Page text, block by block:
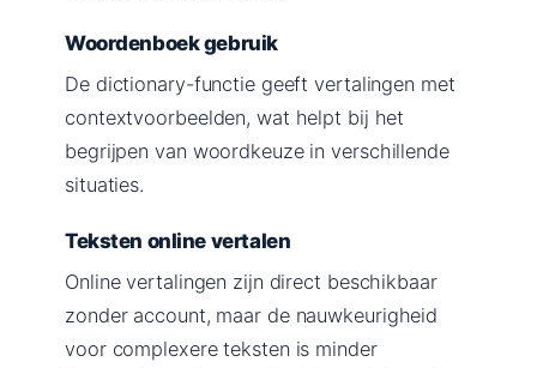
Woordenboek gebruik
De dictionary-functie geeft vertalingen met
contextvoorbeelden, wat helpt bij het
begrijpen van woordkeuze in verschillende
situaties.
Teksten online vertalen
Online vertalingen zijn direct beschikbaar
zonder account, maar de nauwkeurigheid
voor complexere teksten is minder